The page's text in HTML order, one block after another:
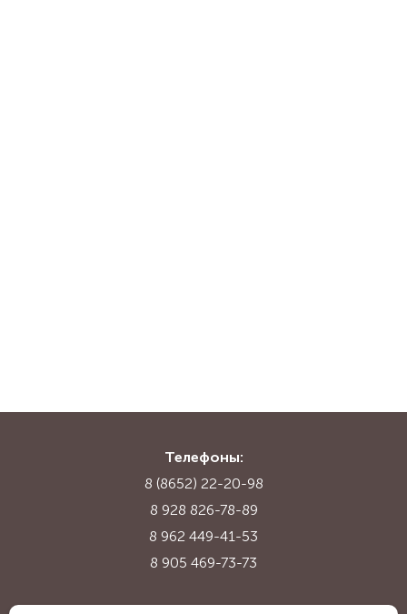
Телефоны:
8 (8652) 22-20-98
8 928 826-78-89
8 962 449-41-53
8 905 469-73-73